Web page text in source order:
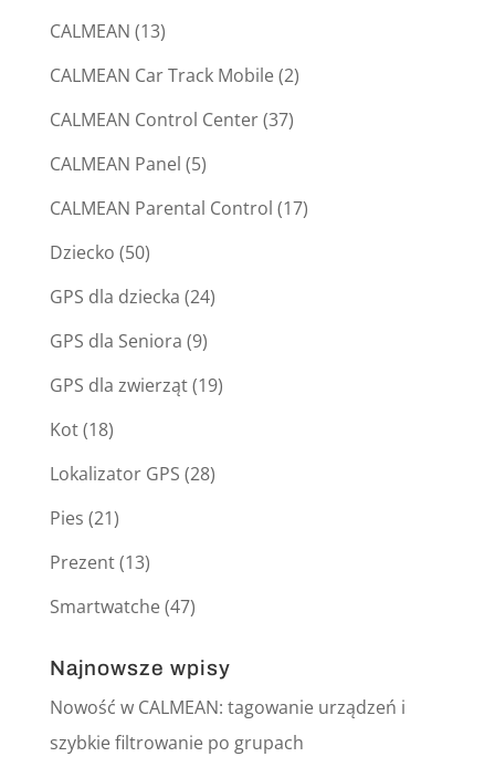
CALMEAN (13)
CALMEAN Car Track Mobile(2)
CALMEAN Control Center(37)
CALMEAN Panel (5)
CALMEAN Parental Control (17)
Dziecko (50)
GPS dla dziecka (24)
GPS dla Seniora (9)
GPS dla zwierząt(19)
Kot(18)
Lokalizator GPS (28)
Pies (21)
Prezent(13)
Smartwatche(47)
Najnowsze wpisy
Nowość w CALMEAN: tagowanie urządzeń i
szybkie filtrowanie po grupach